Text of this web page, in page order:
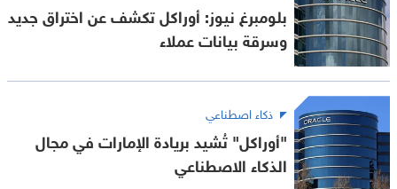
بلومبرغ نيوز: أوراكل تكشف عن اختراق جديد
وسرقة بيانات عملاء
ذكاء اصطناعي
"أوراكل" تُشيد بريادة الإمارات في مجال
الذكاء الاصطناعي